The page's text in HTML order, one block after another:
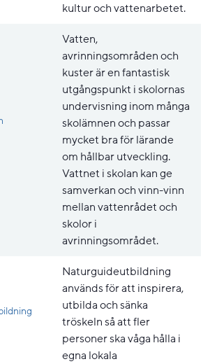
kultur och vattenarbetet.
427.6 kB, öppnas i nytt fönster.
Vatten,
avrinningsområden och
kuster är en fantastisk
utgångspunkt i skolornas
undervisning inom många
skolämnen och passar
mycket bra för lärande
om hållbar utveckling.
Vattnet i skolan kan ge
samverkan och vinn-vinn
mellan vattenrådet och
skolor i
avrinningsområdet.
533.7 kB, öppnas i nytt fönster.
Naturguideutbildning
används för att inspirera,
utbilda och sänka
tröskeln så att fler
personer ska våga hålla i
egna lokala